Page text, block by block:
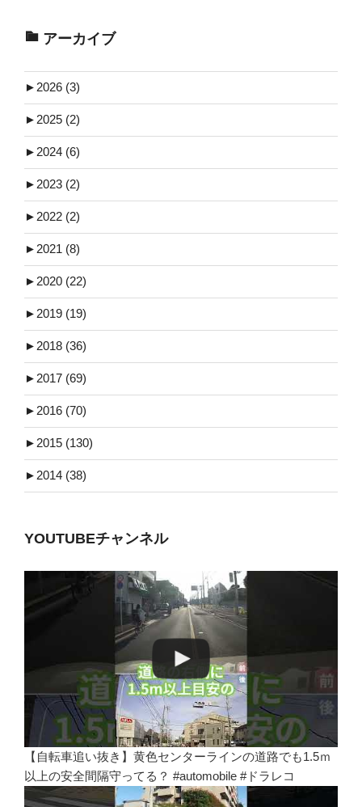
アーカイブ
► 2026 (3)
► 2025 (2)
► 2024 (6)
► 2023 (2)
► 2022 (2)
► 2021 (8)
► 2020 (22)
► 2019 (19)
► 2018 (36)
► 2017 (69)
► 2016 (70)
► 2015 (130)
► 2014 (38)
YOUTUBEチャンネル
【自転車追い抜き】黄色センターラインの道路でも1.5ｍ
以上の安全間隔守ってる？ #automobile #ドラレコ